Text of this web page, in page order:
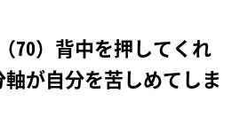
（70）背中を押してくれ
が自分を苦しめてしま